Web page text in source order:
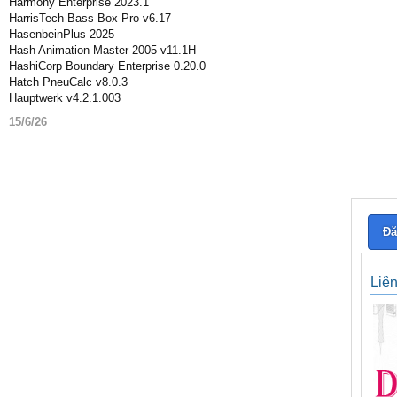
HarrisTech Bass Box Pro v6.17
HasenbeinPlus 2025
Hash Animation Master 2005 v11.1H
HashiCorp Boundary Enterprise 0.20.0
Hatch PneuCalc v8.0.3
Hauptwerk v4.2.1.003
15/6/26